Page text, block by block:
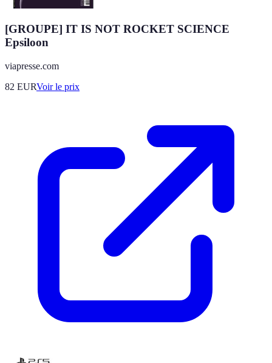
[GROUPE] IT IS NOT ROCKET SCIENCE
Epsiloon
viapresse.com
82 EURVoir le prix